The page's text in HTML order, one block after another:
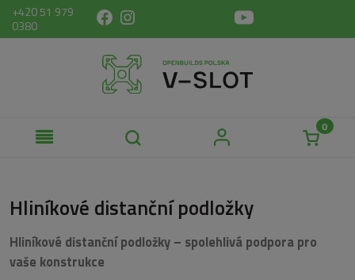
+420 51 979
0380
Hliníkové distanční podložky
Hliníkové distanční podložky – spolehlivá podpora pro
vaše konstrukce